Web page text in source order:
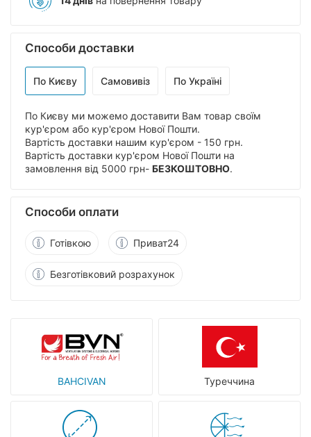
BAHCIVAN Туреччина
Способи доставки
По Києву Самовивіз По Україні
По Києву ми можемо доставити Вам товар своїм
кур'єром або кур'єром Нової Пошти.
Вартість доставки нашим кур'єром - 150 грн.
Вартість доставки кур'єром Нової Пошти на
замовлення від 5000 грн- БЕЗКОШТОВНО.
Способи оплати
Готівкою Приват24
Безготівковий розрахунок